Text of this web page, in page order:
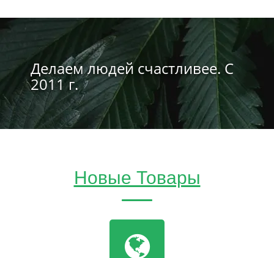
Делаем людей счастливее. С
2011 г.
Новые Товары